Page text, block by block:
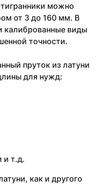
можно
от 3 до 160 мм. В
калиброванные виды
точности.
пруток из латуни
для нужд:
и т.д.
как и другого